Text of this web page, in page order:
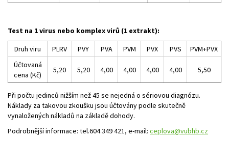
Test na 1 virus nebo komplex virů (1 extrakt):
Druh viru
PLRV PVY PVA PVM PVX PVS
PVM+PVX
Účtovaná
cena (Kč)
5,20 5,20 4,00 4,00 4,00 4,00 5,50
Při počtu jedinců nižším než 45 se nejedná o sériovou diagnózu.
Náklady za takovou zkoušku jsou účtovány podle skutečně
vynaložených nákladů na základě dohody.
Podrobnější informace: tel.604 349 421, e-mail: ceplova@vubhb.cz